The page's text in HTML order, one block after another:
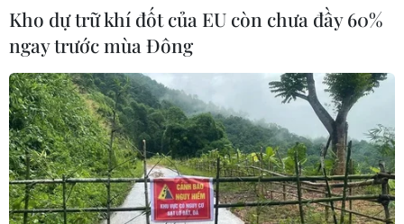
Kho dự trữ khí đốt của EU còn chưa đầy 60%
ngay trước mùa Đông